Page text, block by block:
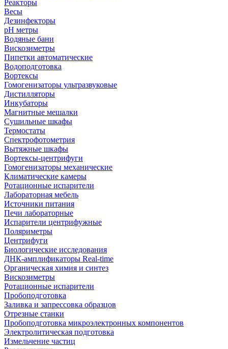
Реакторы
Весы
Дезинфекторы
рН метры
Водяные бани
Вискозиметры
Пипетки автоматические
Водоподготовка
Вортексы
Гомогенизаторы ультразвуковые
Дистилляторы
Инкубаторы
Магнитные мешалки
Сушильные шкафы
Термостаты
Спектрофотометрия
Вытяжные шкафы
Вортексы-центрифуги
Гомогенизаторы механические
Климатические камеры
Ротационные испарители
Лабораторная мебель
Источники питания
Печи лабораторные
Испарители центрифужные
Поляриметры
Центрифуги
Биологические исследования
ДНК-амплификаторы Real-time
Органическая химия и синтез
Вискозиметры
Ротационные испарители
Пробоподготовка
Заливка и запрессовка образцов
Отрезные станки
Пробоподготовка микроэлектронных компонентов
Электролитическая подготовка
Измельчение частиц